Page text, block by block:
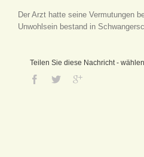
Der Arzt hatte seine Vermutungen
Unwohlsein bestand in
Teilen Sie diese Nachricht -